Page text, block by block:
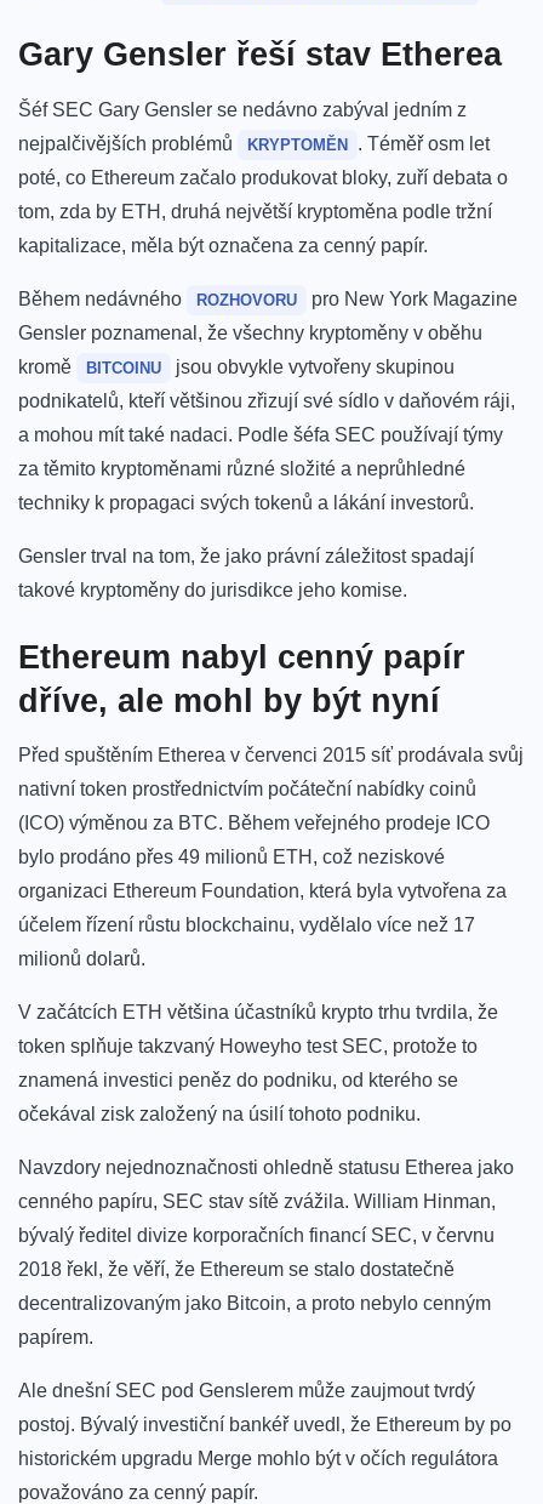
Gary Gensler řeší stav Etherea
Šéf SEC Gary Gensler se nedávno zabýval jedním z
nejpalčivějších problémů
KRYPTOMĚN
. Téměř osm let
poté, co Ethereum začalo produkovat bloky, zuří debata o
tom, zda by ETH, druhá největší kryptoměna podle tržní
kapitalizace, měla být označena za cenný papír.
Během nedávného ROZHOVORU
pro New York Magazine
Gensler poznamenal, že všechny kryptoměny v oběhu
kromě
BITCOINU
jsou obvykle vytvořeny skupinou
podnikatelů, kteří většinou zřizují své sídlo v daňovém ráji,
a mohou mít také nadaci. Podle šéfa SEC používají týmy
za těmito kryptoměnami různé složité a neprůhledné
techniky k propagaci svých tokenů a lákání investorů.
Gensler trval na tom, že jako právní záležitost spadají
takové kryptoměny do jurisdikce jeho komise.
Ethereum nabyl cenný papír
dříve, ale mohl by být nyní
Před spuštěním Etherea v červenci 2015 síť prodávala svůj
nativní token prostřednictvím počáteční nabídky coinů
(ICO) výměnou za BTC. Během veřejného prodeje ICO
bylo prodáno přes 49 milionů ETH, což neziskové
organizaci Ethereum Foundation, která byla vytvořena za
účelem řízení růstu blockchainu, vydělalo více než 17
milionů dolarů.
V začátcích ETH většina účastníků krypto trhu tvrdila, že
token splňuje takzvaný Howeyho test SEC, protože to
znamená investici peněz do podniku, od kterého se
očekával zisk založený na úsilí tohoto podniku.
Navzdory nejednoznačnosti ohledně statusu Etherea jako
cenného papíru, SEC stav sítě zvážila. William Hinman,
bývalý ředitel divize korporačních financí SEC, v červnu
2018 řekl, že věří, že Ethereum se stalo dostatečně
decentralizovaným jako Bitcoin, a proto nebylo cenným
papírem.
Ale dnešní SEC pod Genslerem může zaujmout tvrdý
postoj. Bývalý investiční bankéř uvedl, že Ethereum by po
historickém upgradu Merge mohlo být v očích regulátora
považováno za cenný papír.